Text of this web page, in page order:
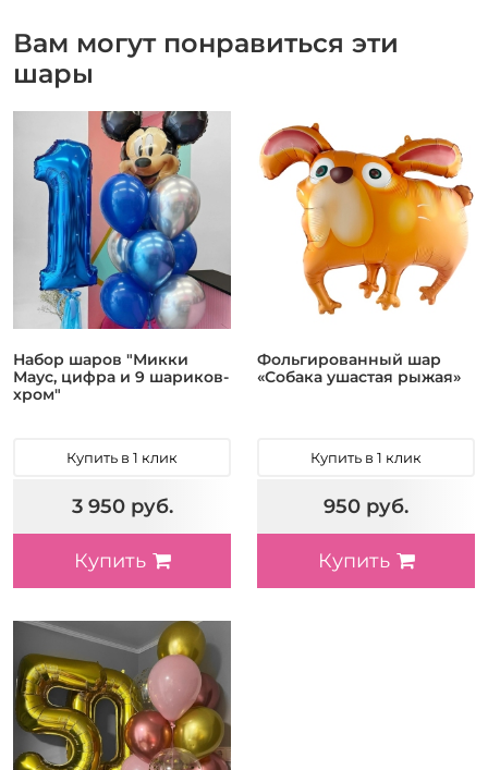
Вам могут понравиться эти
шары
Набор шаров "Микки
Маус, цифра и 9 шариков-
хром"
Купить в 1 клик
3 950 руб.
Купить
Фольгированный шар
«Собака ушастая рыжая»
Купить в 1 клик
950 руб.
Купить